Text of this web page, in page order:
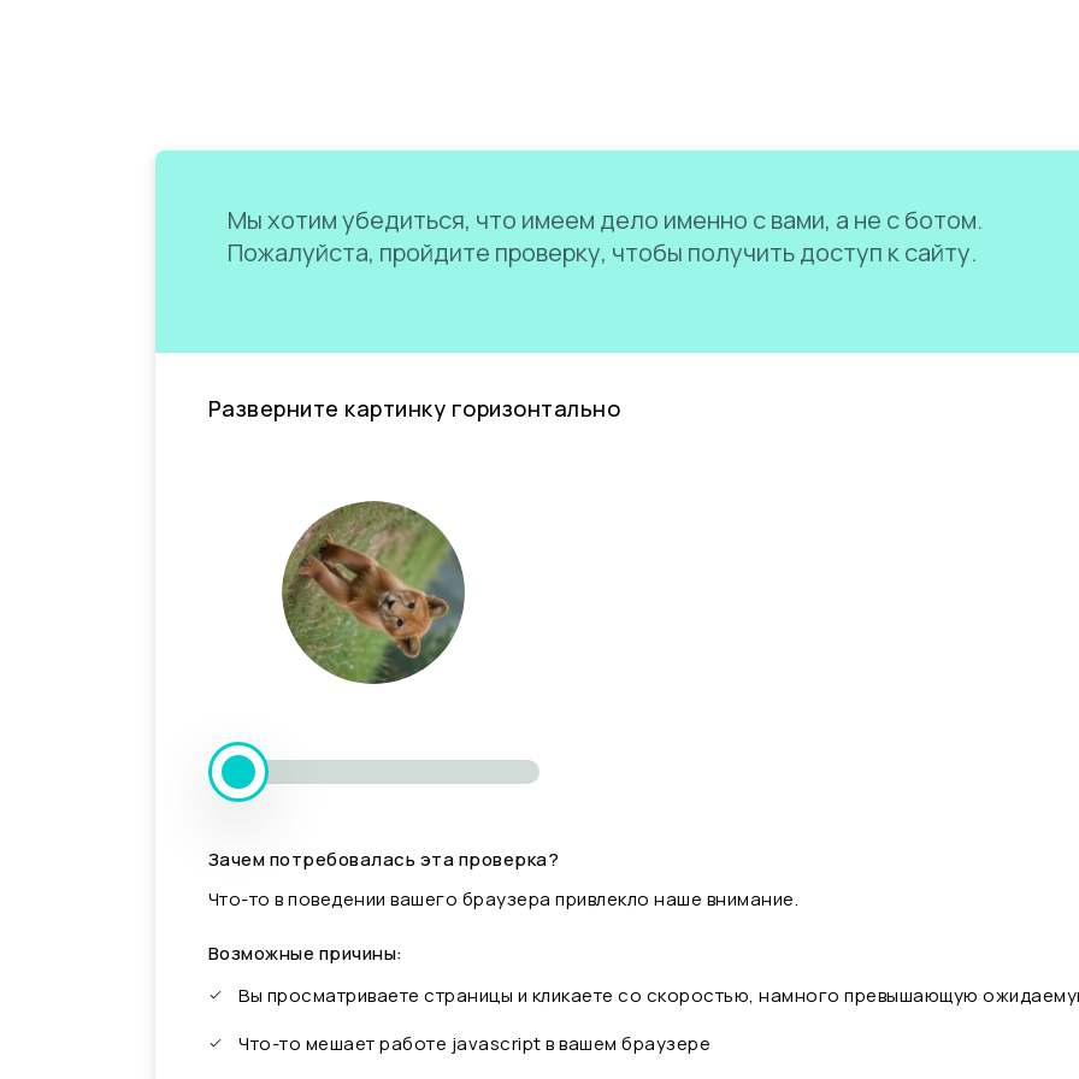
Мы хотим убедиться, что имеем дело именно с вами, а не с ботом.
Пожалуйста, пройдите проверку, чтобы получить доступ к сайту.
Разверните картинку горизонтально
Зачем потребовалась эта проверка?
Что-то в поведении вашего браузера привлекло наше внимание.
Возможные причины:
Вы просматриваете страницы и кликаете со скоростью, намного превышающую
Что-то мешает работе javascript в вашем браузере